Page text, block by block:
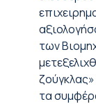
των
τα